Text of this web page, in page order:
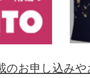
のお申し込み